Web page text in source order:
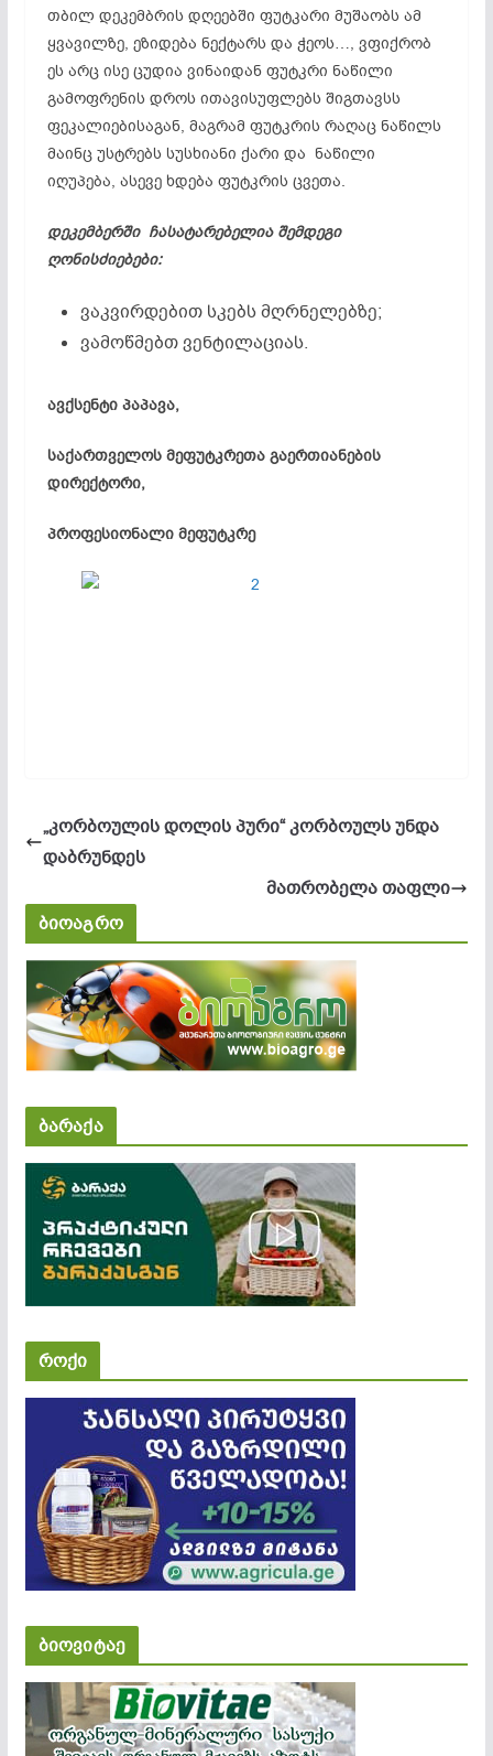
თბილ დეკემბრის დღეებში ფუტკარი მუშაობს ამ
ყვავილზე, ეზიდება ნექტარს და ჭეოს…, ვფიქრობ
ეს არც ისე ცუდია ვინაიდან ფუტკრი ნაწილი
გამოფრენის დროს ითავისუფლებს შიგთავსს
ფეკალიებისაგან, მაგრამ ფუტკრის რაღაც ნაწილს
მაინც უსტრებს სუსხიანი ქარი და ნაწილი
იღუპება, ასევე ხდება ფუტკრის ცვეთა.
დეკემბერში ჩასატარებელია შემდეგი
ღონისძიებები:
ვაკვირდებით სკებს მღრნელებზე;
ვამოწმებთ ვენტილაციას.
ავქსენტი პაპავა,
საქართველოს მეფუტკრეთა გაერთიანების
დირექტორი,
პროფესიონალი მეფუტკრე
„კორბოულის დოლის პური“ კორბოულს უნდა
დაბრუნდეს
მათრობელა თაფლი
ბიოაგრო
ბარაქა
როქი
ბიოვიტაე